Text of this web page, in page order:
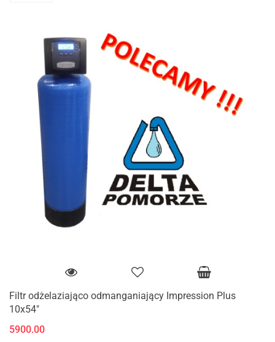
Filtr odżelaziająco odmanganiający Impression Plus
10x54"
5900.00